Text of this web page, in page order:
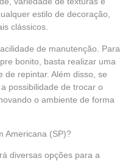
estilo de decoração,
clássicos.
de manutenção. Para
bonito, basta realizar uma
de repintar. Além disso, se
possibilidade de trocar o
o ambiente de forma
Americana (SP)?
diversas opções para a